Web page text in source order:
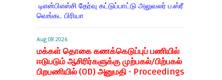
டிஎன்​பிஎஸ்சி தேர்வு கட்​டுப்​பாட்டு அலு​வலர் ப.ஸ்ரீ
வெங்கட பிரியா
Aug 08 2026
மக்கள் தொகை கணக்கெடுப்புப் பணியில்
ஈடுபடும் ஆசிரிர்களுக்கு முற்பகல்/பிற்பகல்
பிறபணியில் (OD) அனுமதி - Proceedings